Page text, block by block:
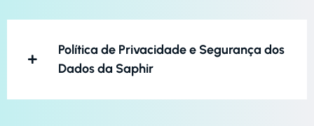
Política de Privacidade e Segurança dos
Dados da Saphir